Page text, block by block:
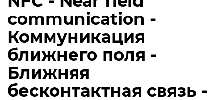
communication -
Коммуникация
ближнего поля -
Ближняя
бесконтактная связь -